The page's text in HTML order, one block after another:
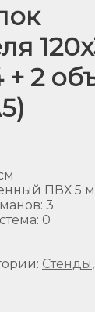
2
ПВХ 5
: 3
: 0
Стенды,